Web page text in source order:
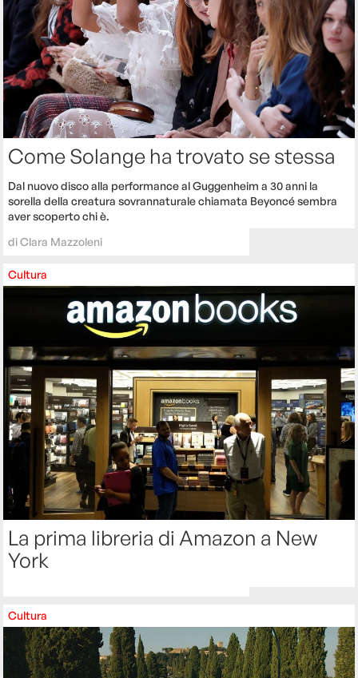
Come Solange ha trovato se stessa
Dal nuovo disco alla performance al Guggenheim a 30 anni la
sorella della creatura sovrannaturale chiamata Beyoncé sembra
aver scoperto chi è.
diClara Mazzoleni
Cultura
La prima libreria di Amazon a New
York
Cultura